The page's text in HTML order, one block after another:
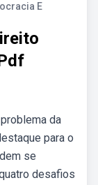
E
da
para o
se
desafios